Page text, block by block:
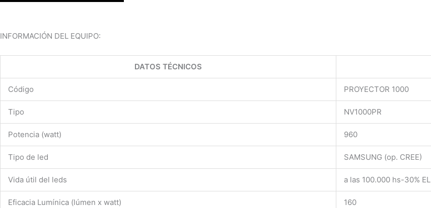
INFORMACIÓN DEL EQUIPO:
DATOS TÉCNICOS
Código PROYECTOR 1000
Tipo NV1000PR
Potencia (watt) 960
Tipo de led SAMSUNG (op. CREE)
Vida útil del leds a las 100.000 hs-30% EL
Eficacia Lumínica (lúmen x watt) 160